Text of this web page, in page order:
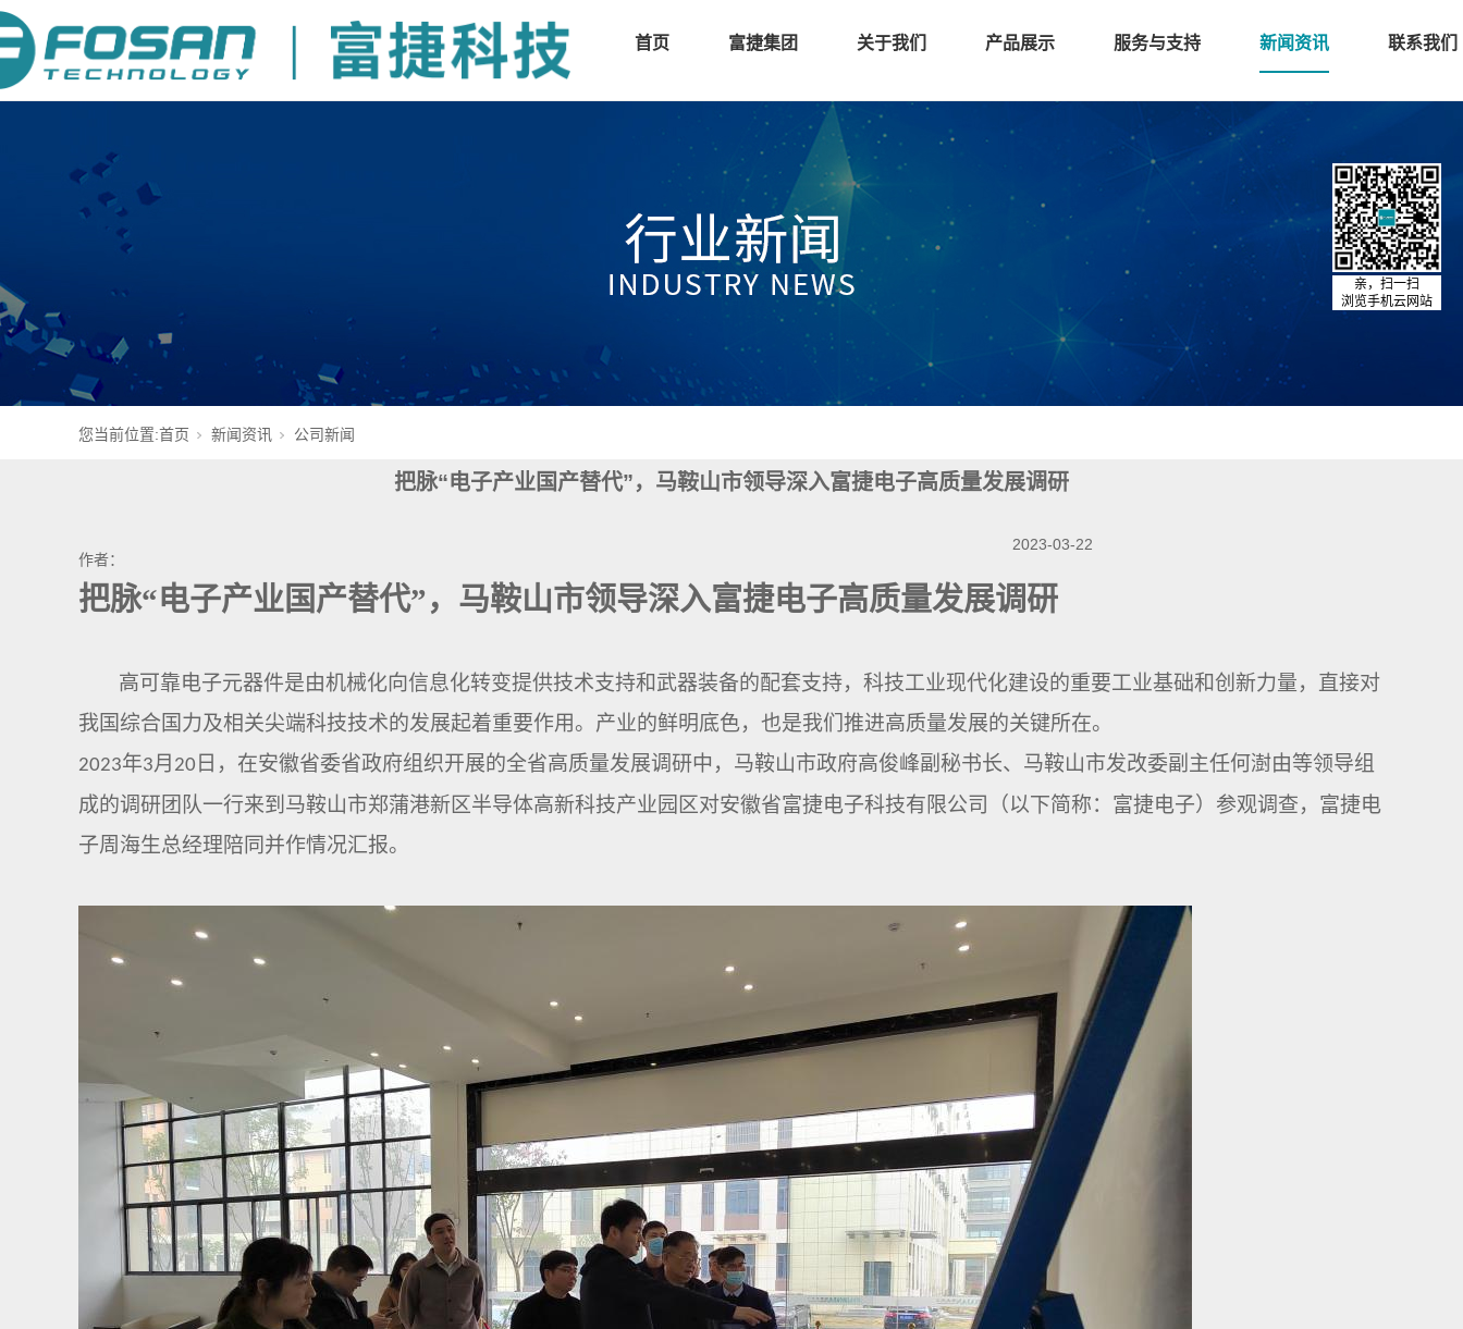
首页 富捷集团 关于我们 产品展示 服务与支持 新闻资讯 联系我们
您当前位置:首页 新闻资讯 公司新闻
把脉“电子产业国产替代”，马鞍山市领导深入富捷电子高质量发展调研
作者：
2023-03-22
把脉“电子产业国产替代”， 马鞍山市领导深入富捷电子高质量发展调研
高可靠电子元器件是由机械化向信息化转变提供技术支持和武器装备的配套支持， 科技工业现代化建设的重要工业基础和创新力量，直接对
我国综合国力及相关尖端科技技术的发展起着重要作用。产业的鲜明底色，也是我们 推进高质量发展的关键所在。
2023年3月 20 日 ， 在安徽省委省政府组织开展的全省高质量发展调研中，马鞍山市政府高俊峰副秘书长、马鞍山市发改委副主任何澍由等领导组
成的调研团队一行来到 马鞍山市郑蒲港新区半导体高新科技产业园区对安徽省富捷电子科技有限公司（以下简称：富捷电子）参观调查，富捷电
子周海生总经理陪同并作情况汇报。
亲，扫一扫
浏览手机云网站